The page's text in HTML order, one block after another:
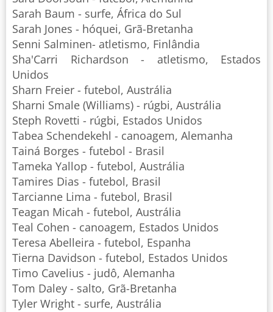
Sarah Baum - surfe, África do Sul
Sarah Jones - hóquei, Grã-Bretanha
Senni Salminen- atletismo, Finlândia
Sha'Carri Richardson - atletismo, Estados
Unidos
Sharn Freier - futebol, Austrália
Sharni Smale (Williams) - rúgbi, Austrália
Steph Rovetti - rúgbi, Estados Unidos
Tabea Schendekehl - canoagem, Alemanha
Tainá Borges - futebol - Brasil
Tameka Yallop - futebol, Austrália
Tamires Dias - futebol, Brasil
Tarcianne Lima - futebol, Brasil
Teagan Micah - futebol, Austrália
Teal Cohen - canoagem, Estados Unidos
Teresa Abelleira - futebol, Espanha
Tierna Davidson - futebol, Estados Unidos
Timo Cavelius - judô, Alemanha
Tom Daley - salto, Grã-Bretanha
Tyler Wright - surfe, Austrália